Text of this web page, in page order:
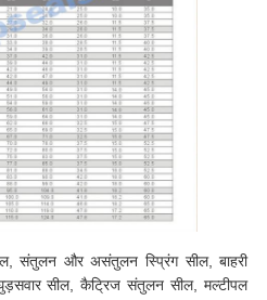
संतुलन और असंतुलन स्प्रिंग सील, बाहरी
घुड़सवार सील, कैट्रिज संतुलन सील, मल्टीपल